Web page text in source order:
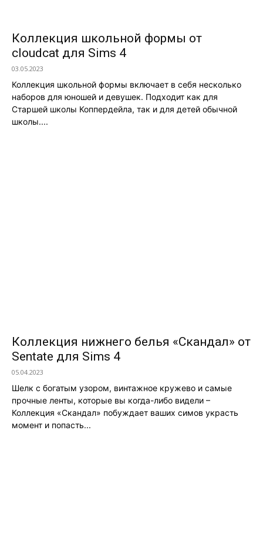
Коллекция школьной формы от
cloudcat для Sims 4
03.05.2023
Коллекция школьной формы включает в себя несколько
наборов для юношей и девушек. Подходит как для
Старшей школы Коппердейла, так и для детей обычной
школы....
Коллекция нижнего белья «Скандал» от
Sentate для Sims 4
05.04.2023
Шелк с богатым узором, винтажное кружево и самые
прочные ленты, которые вы когда-либо видели –
Коллекция «Скандал» побуждает ваших симов украсть
момент и попасть...